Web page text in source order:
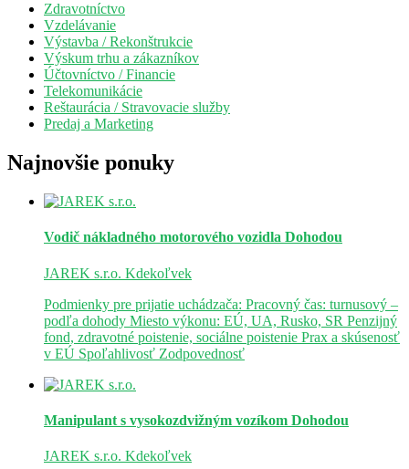
Zdravotníctvo
Vzdelávanie
Výstavba / Rekonštrukcie
Výskum trhu a zákazníkov
Účtovníctvo / Financie
Telekomunikácie
Reštaurácia / Stravovacie služby
Predaj a Marketing
Najnovšie ponuky
Vodič nákladného motorového vozidla Dohodou
JAREK s.r.o. Kdekoľvek
Podmienky pre prijatie uchádzača: Pracovný čas: turnusový –
podľa dohody Miesto výkonu: EÚ, UA, Rusko, SR Penzijný
fond, zdravotné poistenie, sociálne poistenie Prax a skúsenosť
v EÚ Spoľahlivosť Zodpovednosť
Manipulant s vysokozdvižným vozíkom Dohodou
JAREK s.r.o. Kdekoľvek